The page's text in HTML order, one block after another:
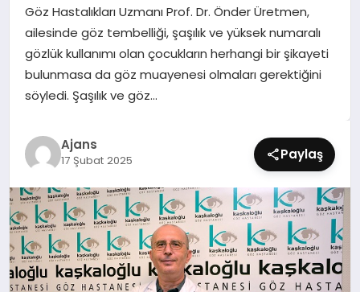
TEKNOLOJI
YAŞAM
Göz Hastalıkları Uzmanı Prof. Dr. Önder Üretmen,
ailesinde göz tembelliği, şaşılık ve yüksek numaralı
gözlük kullanımı olan çocukların herhangi bir şikayeti
bulunmasa da göz muayenesi olmaları gerektiğini
söyledi. Şaşılık ve göz…
Ajans
17 Şubat 2025 Paylaş